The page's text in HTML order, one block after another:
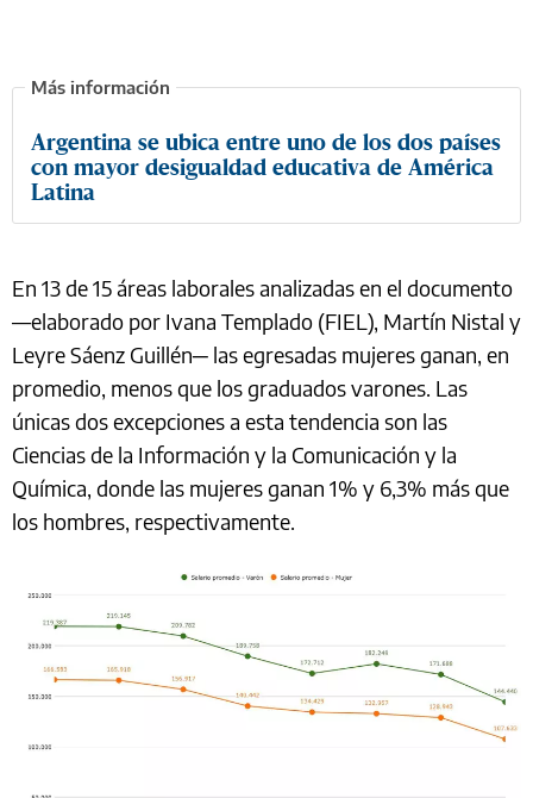
Argentina se ubica entre uno de los dos países
con mayor desigualdad educativa de América
Latina
En 13 de 15 áreas laborales analizadas en el documento
—elaborado por Ivana Templado (FIEL), Martín Nistal y
Leyre Sáenz Guillén─ las egresadas mujeres ganan, en
promedio, menos que los graduados varones. Las
únicas dos excepciones a esta tendencia son las
Ciencias de la Información y la Comunicación y la
Química, donde las mujeres ganan 1% y 6,3% más que
los hombres, respectivamente.